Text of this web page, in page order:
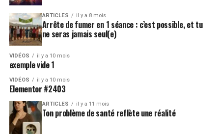
ARTICLES il y a 8 mois
Arrête de fumer en 1 séance : c’est possible, et tu
ne seras jamais seul(e)
VIDÉOS il y a 10 mois
exemple vide 1
VIDÉOS il y a 10 mois
Elementor #2403
ARTICLES il y a 11 mois
Ton problème de santé reflète une réalité